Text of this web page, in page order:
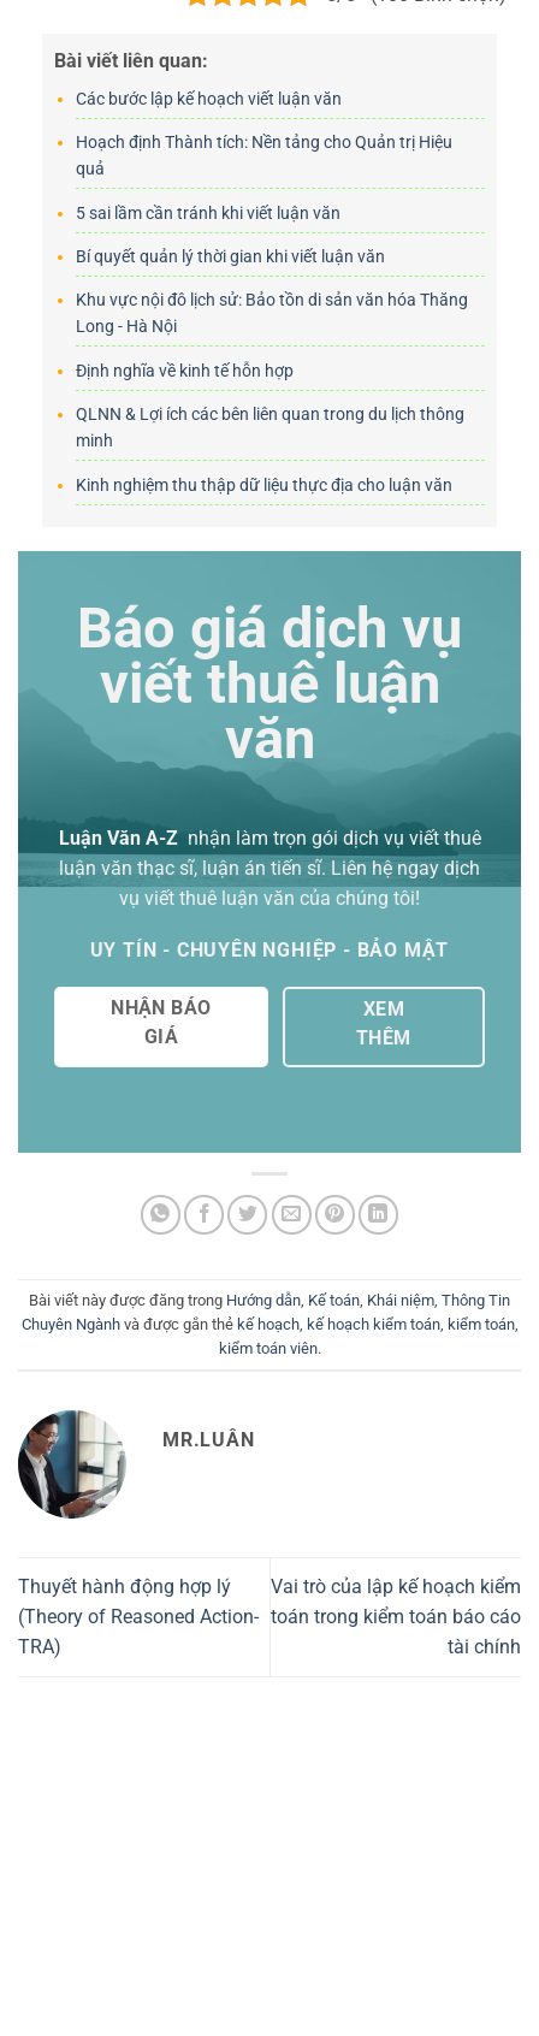
Bài viết liên quan:
Các bước lập kế hoạch viết luận văn
Hoạch định Thành tích: Nền tảng cho Quản trị Hiệu
quả
5 sai lầm cần tránh khi viết luận văn
Bí quyết quản lý thời gian khi viết luận văn
Khu vực nội đô lịch sử: Bảo tồn di sản văn hóa Thăng
Long - Hà Nội
Định nghĩa về kinh tế hỗn hợp
QLNN & Lợi ích các bên liên quan trong du lịch thông
minh
Kinh nghiệm thu thập dữ liệu thực địa cho luận văn
Báo giá dịch vụ
viết thuê luận
văn
Luận Văn A-Z nhận làm trọn gói dịch vụ viết thuê
luận văn thạc sĩ, luận án tiến sĩ. Liên hệ ngay dịch
vụ viết thuê luận văn của chúng tôi!
UY TÍN - CHUYÊN NGHIỆP - BẢO MẬT
NHẬN BÁO
GIÁ
XEM
THÊM
Bài viết này được đăng trong Hướng dẫn Kế toán Khái niệm Thông Tin
Chuyên Ngànhvà được gắn thẻ kế hoạch, kế hoạch kiểm toán, kiểm toán,
kiểm toán viên.
MR.LUÂN
Thuyết hành động hợp lý
(Theory of Reasoned Action-
TRA)
Vai trò của lập kế hoạch kiểm
toán trong kiểm toán báo cáo
tài chính